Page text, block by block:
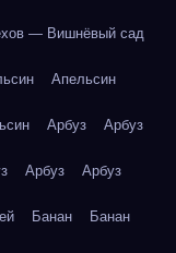
— Вишнёвый сад
Апельсин
Арбуз Арбуз
Арбуз Арбуз
Банан Банан